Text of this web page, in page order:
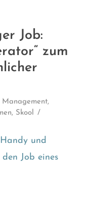
Job:
zum
Management,
, Skool